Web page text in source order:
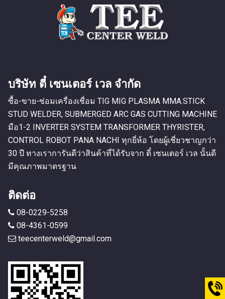
บริษัท ตี๋ เซนเตอร์ เวล จำกัด
ซื้อ-ขาย-ซ่อมเครื่องเชื่อม TIG MIG PLASMA MMA.STICK
STUD WELDER, SUBMERGED ARC GAS CUTTING MACHINE
มือ1-2 INVERTER SYSTEM TRANSFORMER THYRISTER,
CONTROL ROBOT PANA NACHI ทุกยี่ห้อ โดยผู้เชี่ยวชาญกว่า
30 ปี ทางเราการันตีว่าสินค้าที่ได้รับจาก ตี๋ เซนเตอร์ เวล นั้นดี
มีคุณภาพมาตรฐาน
ติดต่อ
08-0229-5258
08-4361-0599
teecenterweld@gmail.com